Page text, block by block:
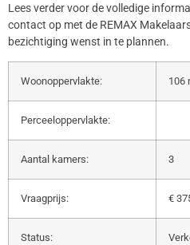
Lees verder voor de volledige
contact op met de REMAX
bezichtiging wenst in te plannen.
Woonoppervlakte: 106
Perceeloppervlakte:
Aantal kamers: 3
Vraagprijs: €
Status: